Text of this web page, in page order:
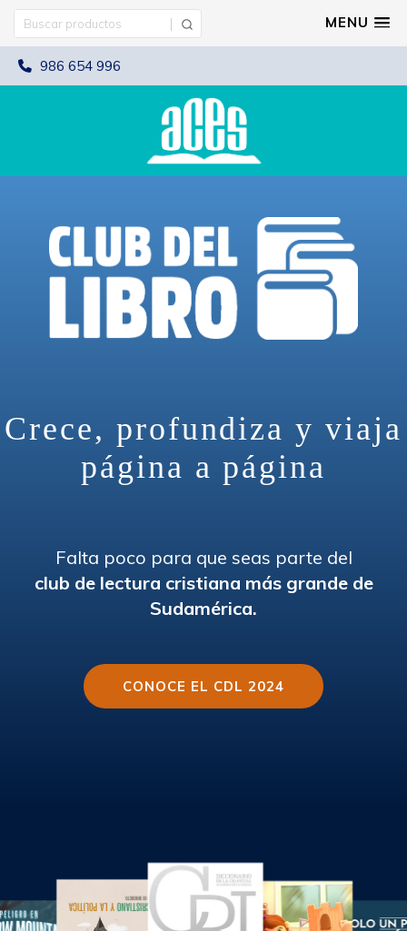
MENU
986 654 996
Crece, profundiza y viaja
página a página
Falta poco para que seas parte del
club de lectura cristiana más grande de
Sudamérica.
CONOCE EL CDL 2024